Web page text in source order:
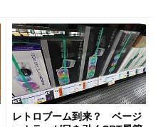
レトロブーム到来？ ベージ